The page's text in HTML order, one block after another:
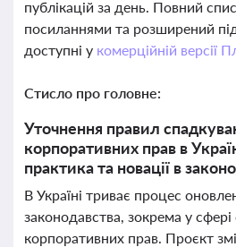
публікацій за день. Повний
посиланнями та розширений
доступні у комерційній версії
Стисло про головне:
Уточнення правил
корпоративних прав в
практика та новації в
В Україні триває процес
законодавства, зокрема у
корпоративних прав. Проєкт